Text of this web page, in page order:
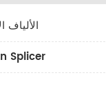
الألياف
Splicer